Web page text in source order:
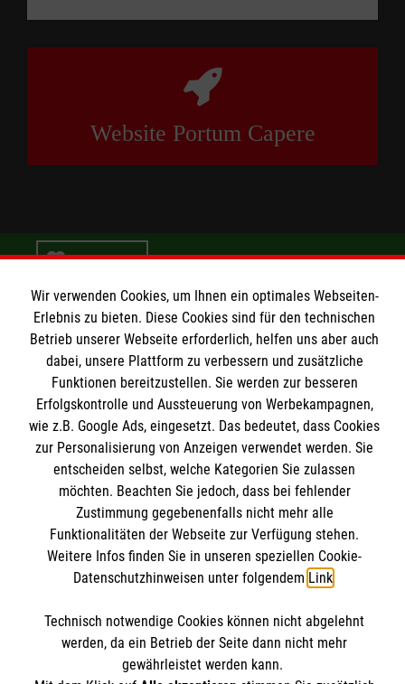
Website Portum Capere
Spenden
Wir Malteser
Unser Profil
Karriere
Migration
Suchthilfe
Schule
Kloster
Informationen
Impressum
Compliance
Institutionelles Schutzkonzept
Malteser online
Malteserorden
Malteser Jugend
Malteser International
Spendenkonto
Wir verwenden Cookies, um Ihnen ein optimales Webseiten-
Erlebnis zu bieten. Diese Cookies sind für den technischen
Betrieb unserer Webseite erforderlich, helfen uns aber auch
dabei, unsere Plattform zu verbessern und zusätzliche
Funktionen bereitzustellen. Sie werden zur besseren
Erfolgskontrolle und Aussteuerung von Werbekampagnen,
wie z.B. Google Ads, eingesetzt. Das bedeutet, dass Cookies
zur Personalisierung von Anzeigen verwendet werden. Sie
entscheiden selbst, welche Kategorien Sie zulassen
möchten. Beachten Sie jedoch, dass bei fehlender
Zustimmung gegebenenfalls nicht mehr alle
Funktionalitäten der Webseite zur Verfügung stehen.
Weitere Infos finden Sie in unseren speziellen Cookie-
Datenschutzhinweisen unter folgendem Link.
Technisch notwendige Cookies können nicht abgelehnt
werden, da ein Betrieb der Seite dann nicht mehr
gewährleistet werden kann.